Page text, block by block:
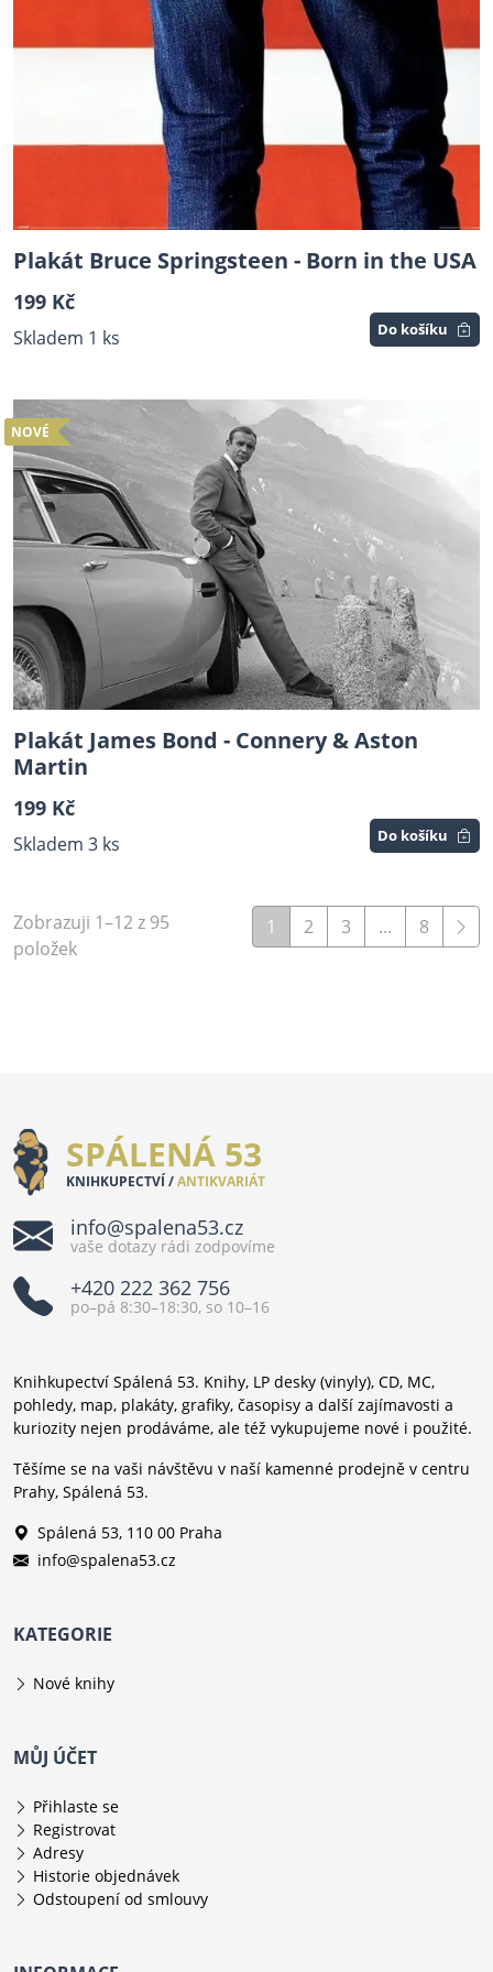
Plakát Bruce Springsteen - Born in the USA
199 Kč
Skladem 1 ks Do košíku
NOVÉ
Plakát James Bond - Connery & Aston
Martin
199 Kč
Skladem 3 ks Do košíku
Zobrazuji 1–12 z 95
položek
1 2 3 ... 8
SPÁLENÁ 53
KNIHKUPECTVÍ /ANTIKVARIÁT
info@spalena53.cz
vaše dotazy rádi zodpovíme
+420 222 362 756
po–pá 8:30–18:30, so 10–16
Knihkupectví Spálená 53. Knihy, LP desky (vinyly), CD, MC,
pohledy, map, plakáty, grafiky, časopisy a další zajímavosti a
kuriozity nejen prodáváme, ale též vykupujeme nové i použité.
Těšíme se na vaši návštěvu v naší kamenné prodejně v centru
Prahy, Spálená 53.
Spálená 53, 110 00 Praha
info@spalena53.cz
KATEGORIE
Nové knihy
MŮJ ÚČET
Přihlaste se
Registrovat
Adresy
Historie objednávek
Odstoupení od smlouvy